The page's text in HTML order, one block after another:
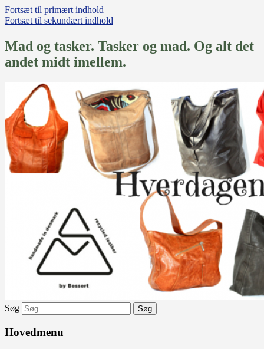
Fortsæt til primært indhold
Fortsæt til sekundært indhold
Mad og tasker. Tasker og mad. Og alt det
andet midt imellem.
Søg
Hovedmenu